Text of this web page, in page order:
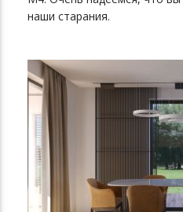
наши старания.